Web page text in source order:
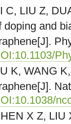
C, LIU Z,
doping and
K, WANG
X Z, LIU